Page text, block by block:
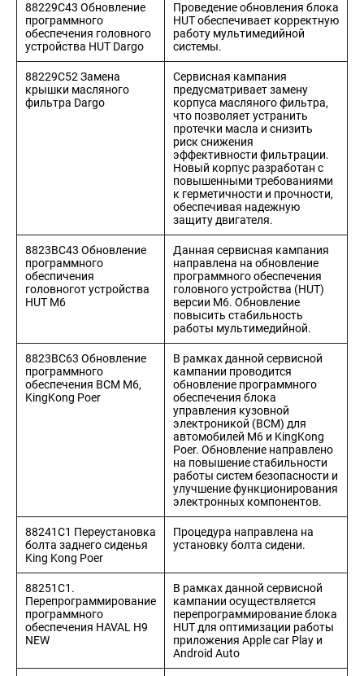
947-777
Haval Kol-
Auto
88229C43 Обновление
программного
обеспечения головного
устройства HUT Dargo
Проведение обновления блока
HUT обеспечивает корректную
работу мультимедийной
системы.
88229C52 Замена
крышки масляного
фильтра Dargo
Сервисная кампания
предусматривает замену
корпуса масляного фильтра,
что позволяет устранить
протечки масла и снизить
риск снижения
эффективности фильтрации.
Новый корпус разработан с
повышенными требованиями
к герметичности и прочности,
обеспечивая надежную
защиту двигателя.
8823BC43 Обновление
программного
обеспичения
головногот устройства
HUT M6
Данная сервисная кампания
направлена на обновление
программного обеспечения
головного устройства (HUT)
версии M6. Обновление
повысить стабильность
работы мультимедийной.
8823BC63 Обновление
программного
обеспечения BCM M6,
KingKong Poer
В рамках данной сервисной
кампании проводится
обновление программного
обеспечения блока
управления кузовной
электроникой (BCM) для
автомобилей M6 и KingKong
Poer. Обновление направлено
на повышение стабильности
работы систем безопасности и
улучшение функционирования
электронных компонентов.
88241C1 Переустановка
болта заднего сиденья
King Kong Poer
Процедура направлена на
установку болта сидени.
88251C1.
Перепрограммирование
программного
обеспечения HAVAL H9
NEW
В рамках данной сервисной
кампании осуществляется
перепрограммирование блока
HUT для оптимизации работы
приложения Apple car Play и
Android Auto